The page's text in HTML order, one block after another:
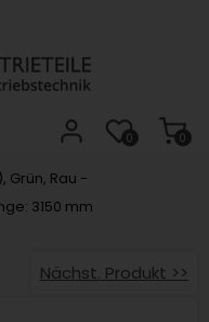
0
0
Grün, Rau -
3150 mm
Nächst. Produkt >>